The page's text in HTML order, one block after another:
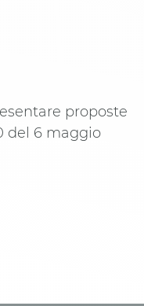
proposte
del 6 maggio